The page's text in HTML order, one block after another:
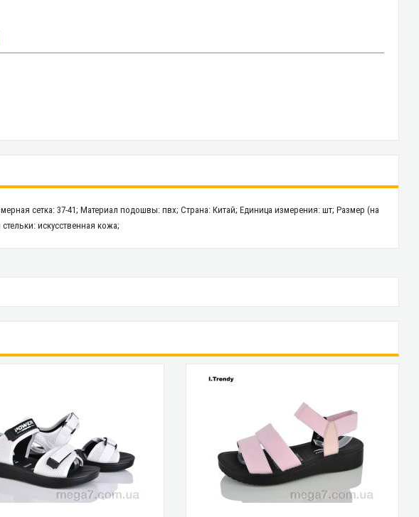
сетка: 37-41; Материал подошвы: пвх; Страна: Китай; Единица измерения: шт; Размер (на
искусственная кожа;